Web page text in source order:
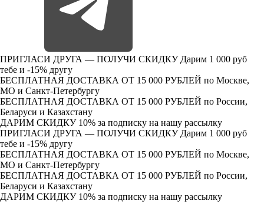
ПРИГЛАСИ ДРУГА — ПОЛУЧИ СКИДКУ Дарим 1 000 руб
тебе и -15% другу
БЕСПЛАТНАЯ ДОСТАВКА ОТ 15 000 РУБЛЕЙ по Москве,
МО и Санкт-Петербургу
БЕСПЛАТНАЯ ДОСТАВКА ОТ 15 000 РУБЛЕЙ по России,
Беларуси и Казахстану
ДАРИМ СКИДКУ 10% за подписку на нашу рассылку
ПРИГЛАСИ ДРУГА — ПОЛУЧИ СКИДКУ Дарим 1 000 руб
тебе и -15% другу
БЕСПЛАТНАЯ ДОСТАВКА ОТ 15 000 РУБЛЕЙ по Москве,
МО и Санкт-Петербургу
БЕСПЛАТНАЯ ДОСТАВКА ОТ 15 000 РУБЛЕЙ по России,
Беларуси и Казахстану
ДАРИМ СКИДКУ 10% за подписку на нашу рассылку